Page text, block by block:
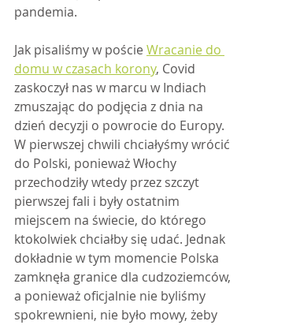
pandemia.
Jak pisaliśmy w poście Wracanie do
domu w czasach korony, Covid
zaskoczył nas w marcu w Indiach
zmuszając do podjęcia z dnia na
dzień decyzji o powrocie do Europy.
W pierwszej chwili chciałyśmy wrócić
do Polski, ponieważ Włochy
przechodziły wtedy przez szczyt
pierwszej fali i były ostatnim
miejscem na świecie, do którego
ktokolwiek chciałby się udać. Jednak
dokładnie w tym momencie Polska
zamknęła granice dla cudzoziemców,
a ponieważ oficjalnie nie byliśmy
spokrewnieni, nie było mowy, żeby